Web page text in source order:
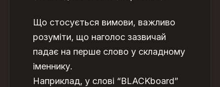
Що стосується вимови, важливо
розуміти, що наголос зазвичай
падає на перше слово у складному
іменнику.
Наприклад, у слові “BLACKboard”